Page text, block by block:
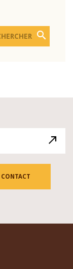
CONTACT